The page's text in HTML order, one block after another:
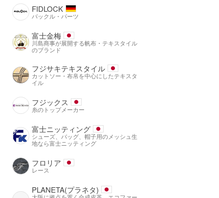
FIDLOCK
バックル・パーツ
富士金梅
川島商事が展開する帆布・テキスタイル
のブランド
フジサキテキスタイル
カットソー・布帛を中心にしたテキスタ
イル
フジックス
糸のトップメーカー
富士ニッティング
シューズ、バッグ、帽子用のメッシュ生
地なら富士ニッティング
フロリア
レース
PLANETA(プラネタ)